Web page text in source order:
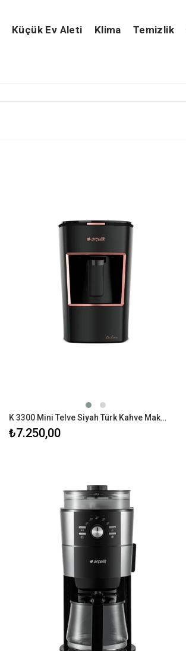
Küçük Ev Aleti Klima Temizlik
K 3300 Mini Telve Siyah Türk Kahve Makinesi
₺7.250,00